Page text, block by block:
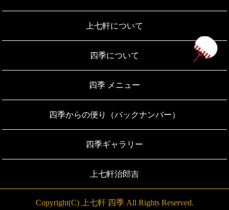
上七軒について
四季について
四季 メニュー
四季からの便り（バックナンバー）
四季ギャラリー
上七軒治郎吉
Copyright(C) 上七軒 四季 All Rights Reserved.
ペ